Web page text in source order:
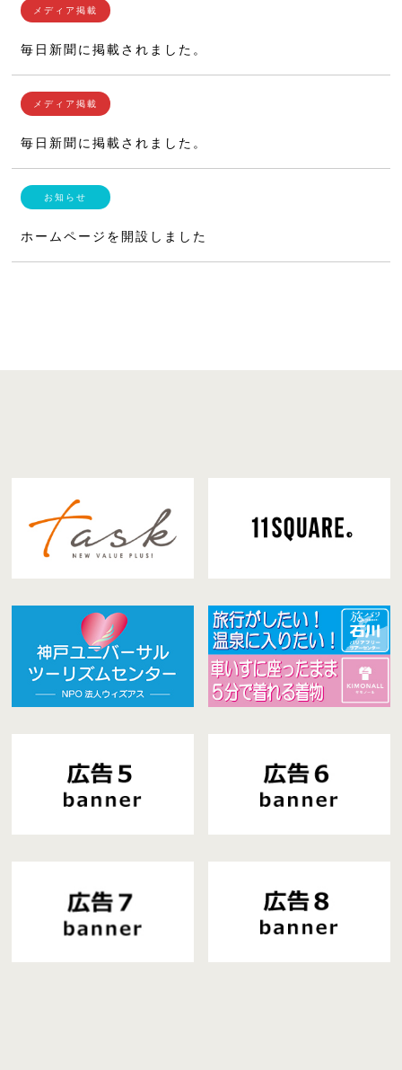
毎日新聞に掲載されました。
毎日新聞に掲載されました。
ホームページを開設しました